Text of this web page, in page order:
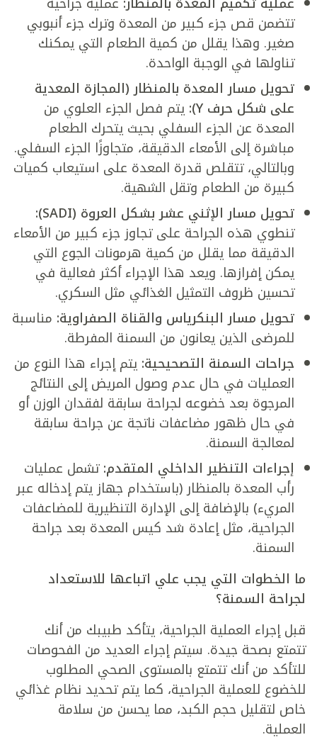
تتضمن قص جزء كبير من المعدة وترك جزء أنبوبي
صغير. وهذا يقلل من كمية الطعام التي يمكنك
تناولها في الوجبة الواحدة.
تحويل مسار المعدة بالمنظار (المجازة المعدية
على شكل حرف Y):
يتم فصل الجزء العلوي من
المعدة عن الجزء السفلي بحيث يتحرك الطعام
مباشرة إلى الأمعاء الدقيقة، متجاوزًا الجزء السفلي.
وبالتالي، تتقلص قدرة المعدة على استيعاب كميات
كبيرة من الطعام وتقل الشهية.
تحويل مسار الإثني عشر بشكل العروة (SADI):
تنطوي هذه الجراحة على تجاوز جزء كبير من الأمعاء
الدقيقة مما يقلل من كمية هرمونات الجوع التي
يمكن إفرازها. ويعد هذا الإجراء أكثر فعالية في
تحسين ظروف التمثيل الغذائي مثل السكري.
تحويل مسار البنكرياس والقناة الصفراوية: مناسبة
للمرضى الذين يعانون من السمنة المفرطة.
جراحات السمنة التصحيحية: يتم إجراء هذا النوع من
العمليات في حال عدم وصول المريض إلى النتائج
المرجوة بعد خضوعه لجراحة سابقة لفقدان الوزن أو
في حال ظهور مضاعفات ناتجة عن جراحة سابقة
لمعالجة السمنة.
إجراءات التنظير الداخلي المتقدم:تشمل عمليات
رأب المعدة بالمنظار (باستخدام جهاز يتم إدخاله عبر
المريء) بالإضافة إلى الإدارة التنظيرية للمضاعفات
الجراحية، مثل إعادة شد كيس المعدة بعد جراحة
السمنة.
ما الخطوات التي يجب علي اتباعها للاستعداد
لجراحة السمنة؟
قبل إجراء العملية الجراحية، يتأكد طبيبك من أنك
تتمتع بصحة جيدة. سيتم إجراء العديد من الفحوصات
للتأكد من أنك تتمتع بالمستوى الصحي المطلوب
للخضوع للعملية الجراحية، كما يتم تحديد نظام غذائي
خاص لتقليل حجم الكبد، مما يحسن من سلامة
العملية.